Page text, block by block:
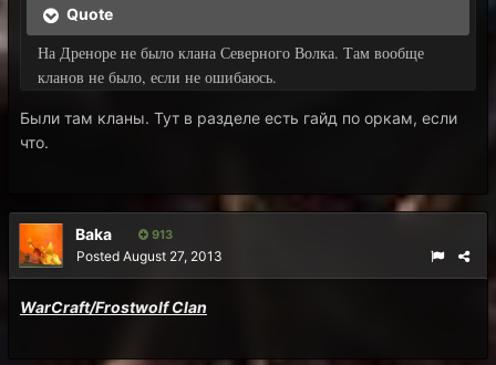
Quote
На Дреноре не было клана Северного Волка. Там вообще
кланов не было, если не ошибаюсь.
Были там кланы. Тут в разделе есть гайд по оркам, если
что.
Baka 913
Posted August 27, 2013
WarCraft/Frostwolf Clan